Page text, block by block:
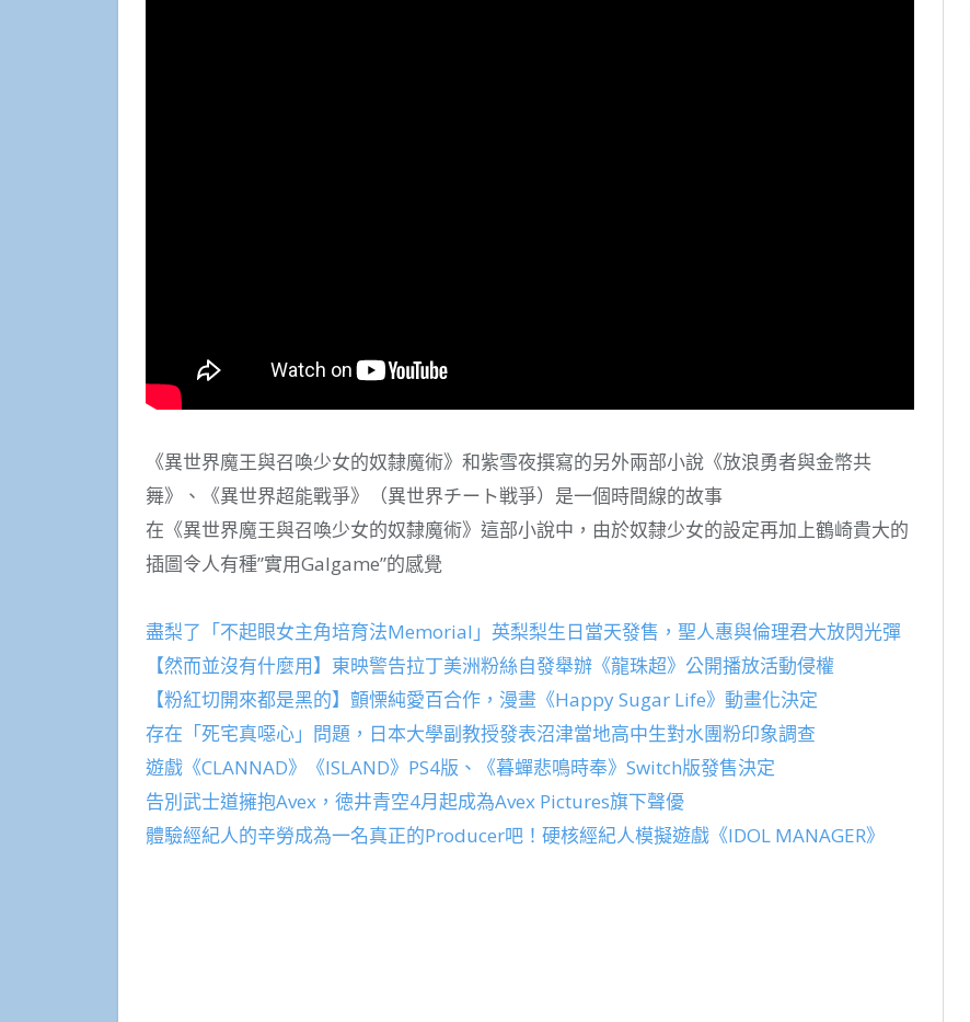
《異世界魔王與召喚少女的奴隸魔術》和紫雪夜撰寫的另外兩部小說《放浪勇者與金幣共
舞》、《異世界超能戰爭》（異世界チート戦爭）是一個時間線的故事
在《異世界魔王與召喚少女的奴隸魔術》這部小說中，由於奴隸少女的設定再加上鶴崎貴大的
插圖令人有種”實用Galgame”的感覺
盡梨了「不起眼女主角培育法Memorial」英梨梨生日當天發售，聖人惠與倫理君大放閃光彈
【然而並沒有什麼用】東映警告拉丁美洲粉絲自發舉辦《龍珠超》公開播放活動侵權
【粉紅切開來都是黑的】顫慄純愛百合作，漫畫《Happy Sugar Life》動畫化決定
存在「死宅真噁心」問題，日本大學副教授發表沼津當地高中生對水團粉印象調查
遊戲《CLANNAD》《ISLAND》PS4版、《暮蟬悲鳴時奉》Switch版發售決定
告別武士道擁抱Avex，徳井青空4月起成為Avex Pictures旗下聲優
體驗經紀人的辛勞成為一名真正的Producer吧！硬核經紀人模擬遊戲《IDOL MANAGER》